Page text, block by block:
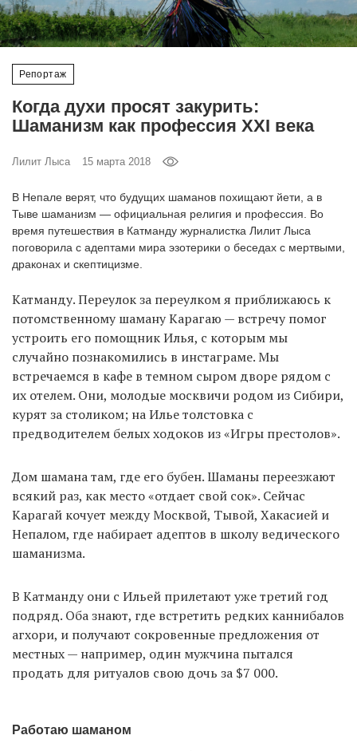
EN
UA
Репортаж
Когда духи просят закурить:
Шаманизм как профессия XXI века
Лилит Лыса 15 марта 2018
В Непале верят, что будущих шаманов похищают йети, а в
Тыве шаманизм — официальная религия и профессия. Во
время путешествия в Катманду журналистка Лилит Лыса
поговорила с адептами мира эзотерики о беседах с мертвыми,
драконах и скептицизме.
Катманду. Переулок за переулком я приближаюсь к
потомственному шаману Карагаю — встречу помог
устроить его помощник Илья, с которым мы
случайно познакомились в инстаграме. Мы
встречаемся в кафе в темном сыром дворе рядом с
их отелем. Они, молодые москвичи родом из Сибири,
курят за столиком; на Илье толстовка с
предводителем белых ходоков из «Игры престолов».
Дом шамана там, где его бубен. Шаманы переезжают
всякий раз, как место «отдает свой сок». Сейчас
Карагай кочует между Москвой, Тывой, Хакасией и
Непалом, где набирает адептов в школу ведического
шаманизма.
В Катманду они с Ильей прилетают уже третий год
подряд. Оба знают, где встретить редких каннибалов
агхори, и получают сокровенные предложения от
местных — например, один мужчина пытался
продать для ритуалов свою дочь за $7 000.
Работаю шаманом